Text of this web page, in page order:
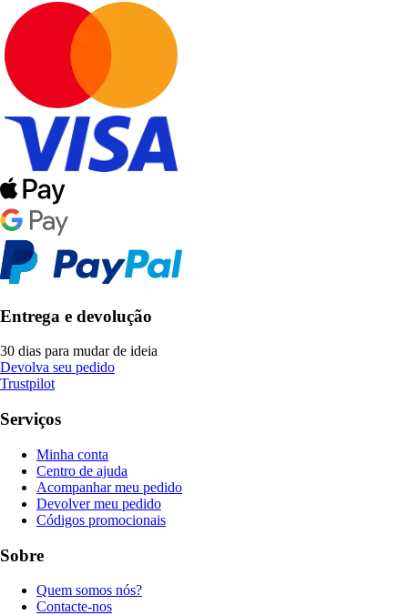
Entrega e devolução
30 dias para mudar de ideia
Devolva seu pedido
Trustpilot
Serviços
Minha conta
Centro de ajuda
Acompanhar meu pedido
Devolver meu pedido
Códigos promocionais
Sobre
Quem somos nós?
Contacte-nos